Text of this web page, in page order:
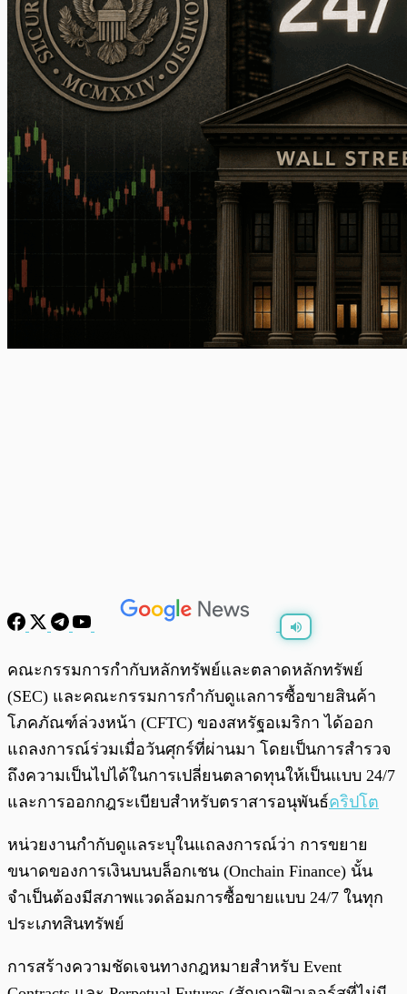
0:00 / 0:00
คณะกรรมการกำกับหลักทรัพย์และตลาดหลักทรัพย์
(SEC) และคณะกรรมการกำกับดูแลการซื้อขายสินค้า
โภคภัณฑ์ล่วงหน้า (CFTC) ของสหรัฐอเมริกา ได้ออก
แถลงการณ์ร่วมเมื่อวันศุกร์ที่ผ่านมา โดยเป็นการสำรวจ
ถึงความเป็นไปได้ในการเปลี่ยนตลาดทุนให้เป็นแบบ 24/7
และการออกกฎระเบียบสำหรับตราสารอนุพันธ์คริปโต
หน่วยงานกำกับดูแลระบุในแถลงการณ์ว่า การขยาย
ขนาดของการเงินบนบล็อกเชน (Onchain Finance) นั้น
จำเป็นต้องมีสภาพแวดล้อมการซื้อขายแบบ 24/7 ในทุก
ประเภทสินทรัพย์
การสร้างความชัดเจนทางกฎหมายสำหรับ Event